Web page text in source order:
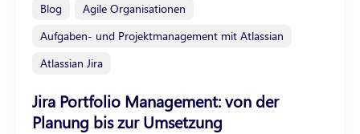
Blog
Agile Organisationen
Aufgaben- und Projektmanagement mit Atlassian
Atlassian Jira
Jira Portfolio Management: von der
Planung bis zur Umsetzung